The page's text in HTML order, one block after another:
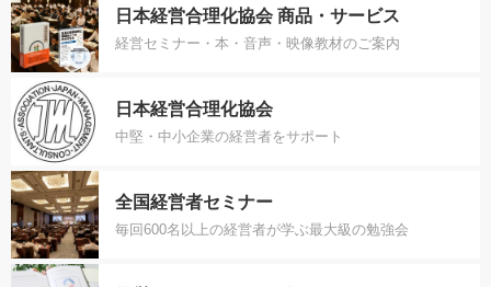
日本経営合理化協会 商品・サービス
経営セミナー・本・音声・映像教材のご案内
日本経営合理化協会
中堅・中小企業の経営者をサポート
全国経営者セミナー
毎回600名以上の経営者が学ぶ最大級の勉強会